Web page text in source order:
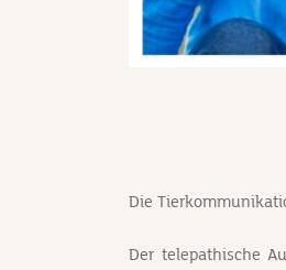
Die
Der telepathische